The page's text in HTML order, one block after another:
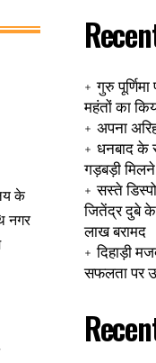
के
नगर
गुरु
महंतों का
अपना
धनबाद के
गड़बड़ी मिलने
सस्ते
जितेंद्र दुबे
लाख बरामद
दिहाड़ी
सफलता पर